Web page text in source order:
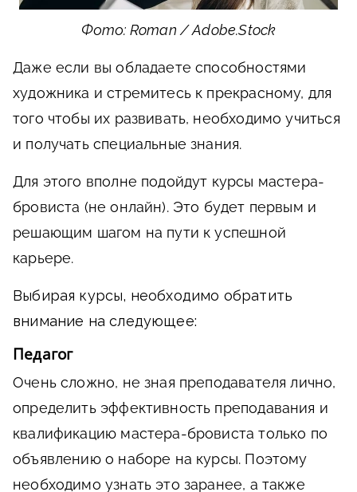
Фото: Roman / Adobe.Stock
Даже если вы обладаете способностями
художника и стремитесь к прекрасному, для
того чтобы их развивать, необходимо учиться
и получать специальные знания.
Для этого вполне подойдут курсы мастера-
бровиста (не онлайн). Это будет первым и
решающим шагом на пути к успешной
карьере.
Выбирая курсы, необходимо обратить
внимание на следующее:
Педагог
Очень сложно, не зная преподавателя лично,
определить эффективность преподавания и
квалификацию мастера-бровиста только по
объявлению о наборе на курсы. Поэтому
необходимо узнать это заранее, а также